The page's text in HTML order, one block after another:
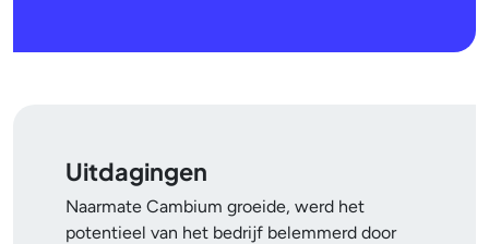
Uitdagingen
Naarmate Cambium groeide, werd het
potentieel van het bedrijf belemmerd door